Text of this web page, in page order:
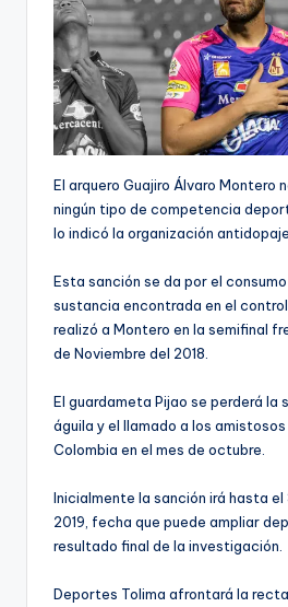
El arquero Guajiro Álvaro Montero
ningún tipo de competencia
lo indicó la organización
Esta sanción se da por el
sustancia encontrada en el
realizó a Montero en la semifinal
de Noviembre del 2018.
El guardameta Pijao se perderá la
águila y el llamado a los
Colombia en el mes de octubre.
Inicialmente la sanción irá hasta
2019, fecha que puede ampliar
resultado final de la investigación.
Deportes Tolima afrontará la